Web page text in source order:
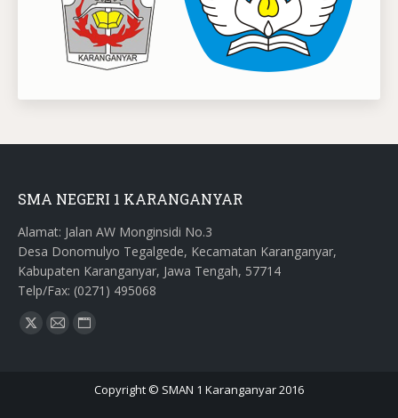
SMA NEGERI 1 KARANGANYAR
Alamat: Jalan AW Monginsidi No.3
Desa Donomulyo Tegalgede, Kecamatan Karanganyar,
Kabupaten Karanganyar, Jawa Tengah, 57714
Telp/Fax: (0271) 495068
Find us on:
X
MailWebsite
Copyright © SMAN 1 Karanganyar 2016